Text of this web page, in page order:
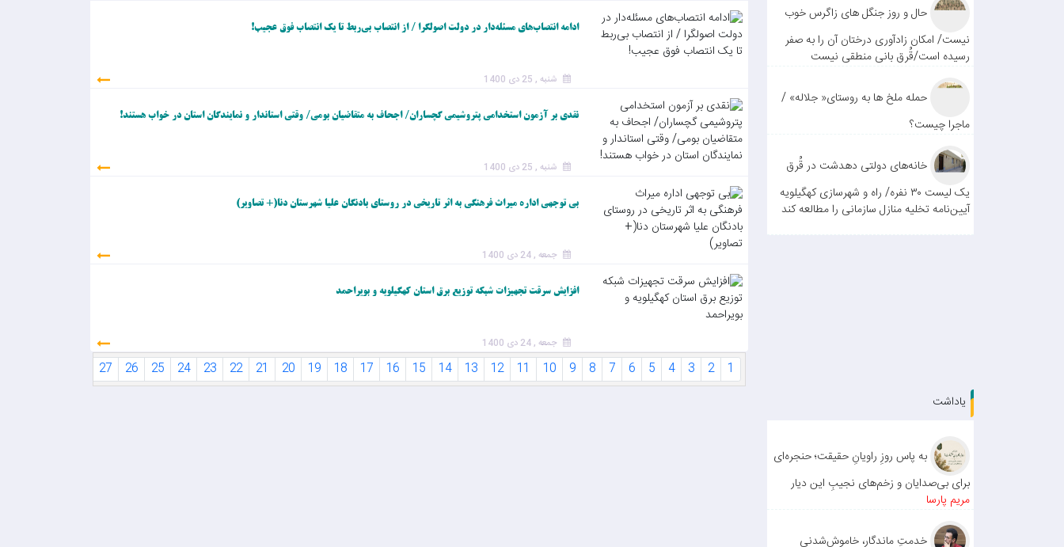
حال و روز جنگل های زاگرس خوب
نیست/ امکان زادآوری درختان آن را به صفر
رسیده است/قُرق بانی منطقی نیست
حمله ملخ ها به روستای« جلاله» /
ماجرا چیست؟
خانه‌های دولتی دهدشت در قُرق
یک لیست ۳۰ نفره/ راه و شهرسازی کهگیلویه
آیین‌نامه تخلیه منازل سازمانی را مطالعه کند
ادامه انتصاب‌های مسئله‌دار در دولت اصولگرا / از انتصاب بی‌ربط تا یک انتصاب فوق عجیب!
شنبه , 25 دی 1400
نقدی بر آزمون استخدامی پتروشیمی گچساران/ اجحاف به متقاضیان بومی/ وقتی استاندار و نمایندگان استان در خواب هستند!
شنبه , 25 دی 1400
بی توجهی اداره میراث فرهنگی به اثر تاریخی در روستای بادنگان علیا شهرستان دنا(+ تصاویر)
جمعه , 24 دی 1400
افزایش سرقت تجهیزات شبکه‌ توزیع برق استان کهگیلویه و بویراحمد
جمعه , 24 دی 1400
1
2
3
4
5
6
7
8
9
10
11
12
13
14
15
16
17
18
19
20
21
22
23
24
25
26
27
یاداشت
به پاس روزِ راویانِ حقیقت؛ حنجره‌ای
برای بی‌صدایان و زخم‌های نجیبِ این دیار
مریم پارسا
خدمتِ ماندگار، خاموش‌شدنی